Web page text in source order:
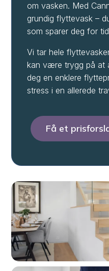
om vasken. Med
grundig flyttevask –
som sparer deg for
Vi tar hele
kan være trygg på at
deg en enklere
stress i en allerede
Få et